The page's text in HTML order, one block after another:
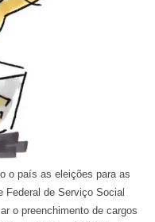
o país as eleições para as
Federal de Serviço Social
o preenchimento de cargos